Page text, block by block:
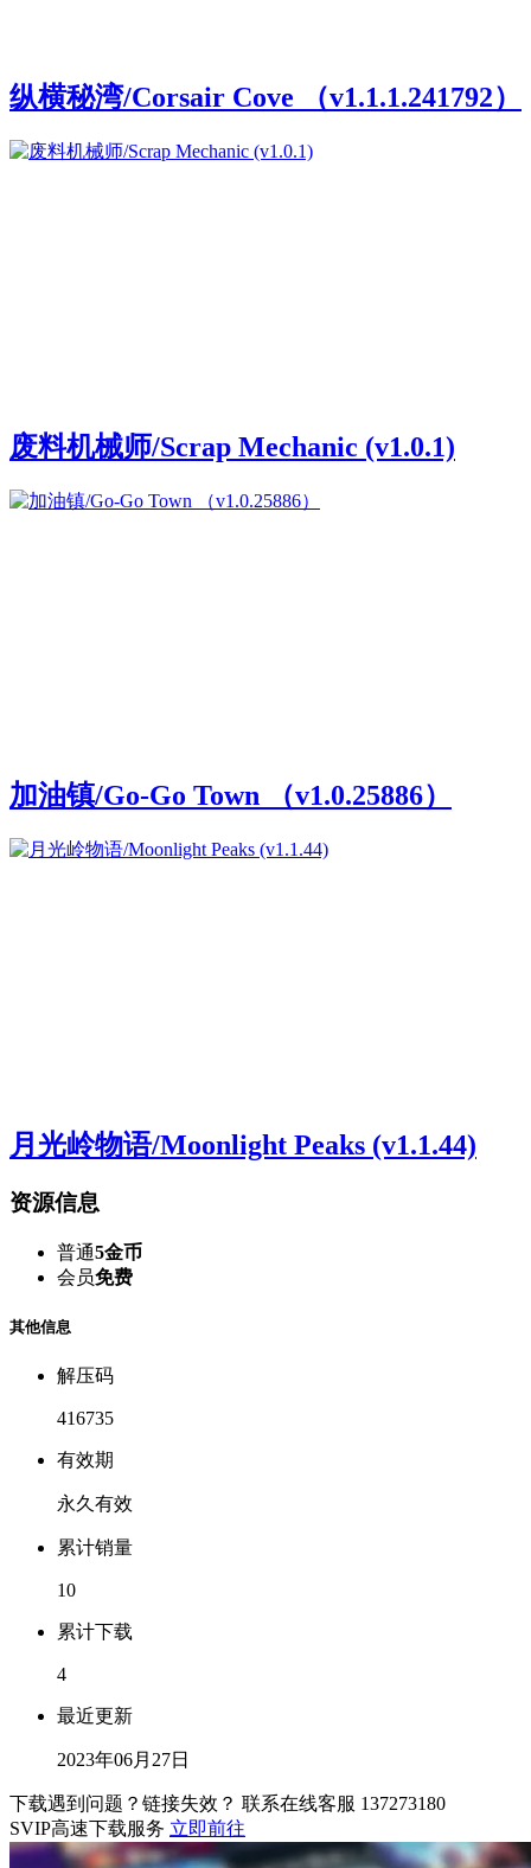
纵横秘湾/Corsair Cove （v1.1.1.241792）
废料机械师/Scrap Mechanic (v1.0.1)
加油镇/Go-Go Town （v1.0.25886）
月光岭物语/Moonlight Peaks (v1.1.44)
资源信息
普通5金币
会员免费
其他信息
解压码
416735
有效期
永久有效
累计销量
10
累计下载
4
最近更新
2023年06月27日
下载遇到问题？链接失效？ 联系在线客服 137273180
SVIP高速下载服务 立即前往